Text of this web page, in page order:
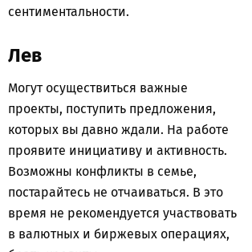
сентиментальности.
Лев
Могут осуществиться важные
проекты, поступить предложения,
которых вы давно ждали. На работе
проявите инициативу и активность.
Возможны конфликты в семье,
постарайтесь не отчаиваться. В это
время не рекомендуется участвовать
в валютных и биржевых операциях,